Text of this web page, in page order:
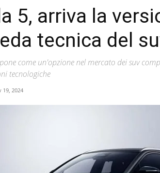
5, arriva la
tecnica del
come un'opzione nel mercato dei suv
tecnologiche
19, 2024